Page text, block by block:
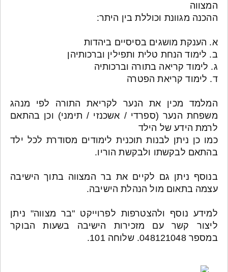
המצווה
ההכנה מגוונת וכוללת בין היתר:
א. הענקת מושגים בסיסיים ביהדות
ב. לימוד הנחת טלית ותפילין וברכותיהן
ג. לימוד קריאה בתורה וברכותיה
ד. לימוד קריאת הפטרה
המלמד מכין את הנער לקריאת התורה לפי מנהג
משפחת הנער (ספרדי / אשכנזי / תימני) וכן בהתאם
לרמת הידע של הילד
כמו כן ניתן לבנות תוכנית לימודים מסודרת לכל ילד
בהתאם לבקשתו ולבקשת הוריו.
בנוסף ניתן גם לקיים את בר המצווה בתוך הישיבה
עצמה בתאום מול הנהלת הישיבה.
למידע נוסף ולהצטרפות לפרוייקט "בר מצווה" ניתן
ליצור קשר עם מזכירות הישיבה בשעות הבוקר
במספר 048121048. שלוחה 101.